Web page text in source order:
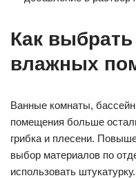
Как
влажных
Ванные комнаты,
помещения больше
грибка и плесени.
выбор материалов по
использовать